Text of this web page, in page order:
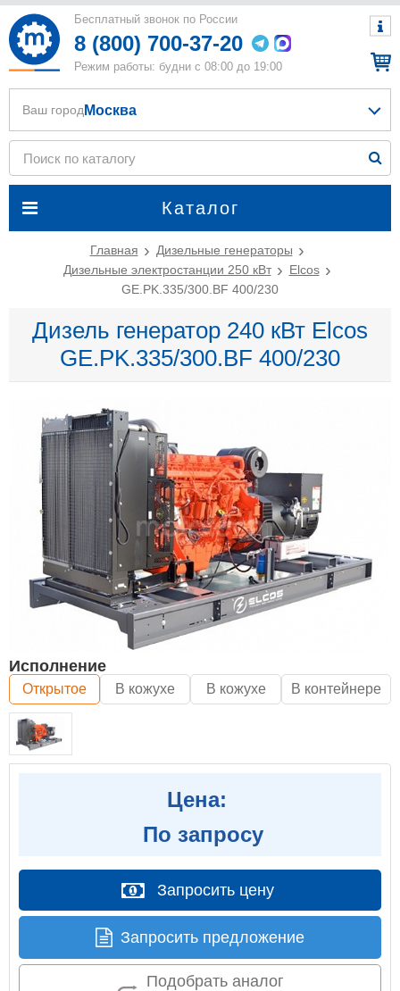
Бесплатный звонок по России
8 (800) 700-37-20
Режим работы: будни с 08:00 до 19:00
Каталог
Ваш город Москва
Главная
Дизельные генераторы
Дизельные электростанции 250 кВт
Elcos
GE.PK.335/300.BF 400/230
Дизель генератор 240 кВт Elcos
GE.PK.335/300.BF 400/230
Исполнение
Открытое В кожухе В кожухе В контейнере
Цена:
По запросу
Запросить цену
Запросить предложение
Подобрать аналог